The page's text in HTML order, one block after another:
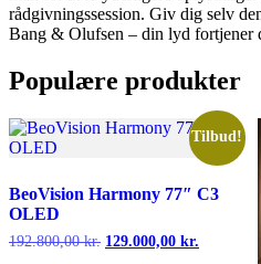
rådgivningssession. Giv dig selv
Bang & Olufsen – din lyd fortjener
Populære produkter
Tilbud!
BeoVision Harmony 77″ C3
OLED
192.800,00kr. Den
129.000,00 kr.